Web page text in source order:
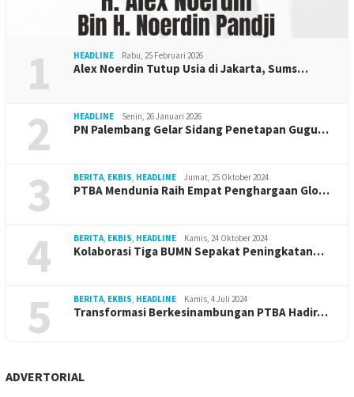
1 HEADLINE Rabu, 25 Februari 2026
Alex Noerdin Tutup Usia di Jakarta, Sums…
2 HEADLINE Senin, 26 Januari 2026
PN Palembang Gelar Sidang Penetapan Gugu…
3 BERITA, EKBIS, HEADLINE Jumat, 25 Oktober 2024
PTBA Mendunia Raih Empat Penghargaan Glo…
4 BERITA, EKBIS, HEADLINE Kamis, 24 Oktober 2024
Kolaborasi Tiga BUMN Sepakat Peningkatan…
5 BERITA, EKBIS, HEADLINE Kamis, 4 Juli 2024
Transformasi Berkesinambungan PTBA Hadir…
ADVERTORIAL